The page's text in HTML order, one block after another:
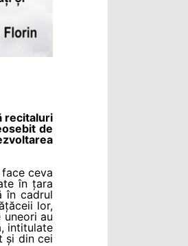
recitaluri
de
ceva
în țara
în cadrul
lor,
au
intitulate
și din cei